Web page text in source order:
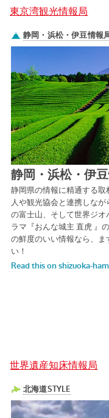
東京湾観光情報局
世界遺産知床情報局